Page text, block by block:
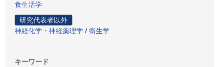
食生活学
研究代表者以外
神経化学・神経薬理学 / 衛生学
キーワード